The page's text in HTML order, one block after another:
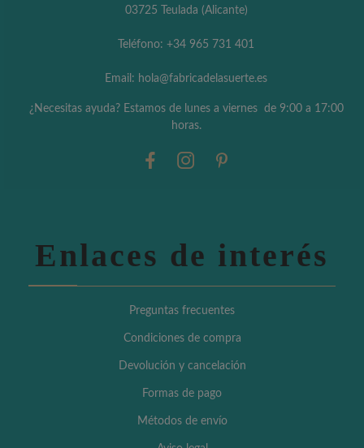
03725 Teulada (Alicante)
Teléfono: +34 965 731 401
Email: hola@fabricadelasuerte.es
¿Necesitas ayuda? Estamos de lunes a viernes de 9:00 a 17:00
horas.
Enlaces de interés
Preguntas frecuentes
Condiciones de compra
Devolución y cancelación
Formas de pago
Métodos de envío